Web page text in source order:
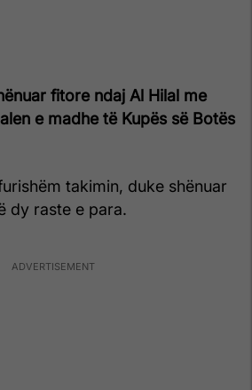
fitore ndaj Al Hilal me
e madhe të Kupës së Botës
takimin, duke shënuar
dy raste e para.